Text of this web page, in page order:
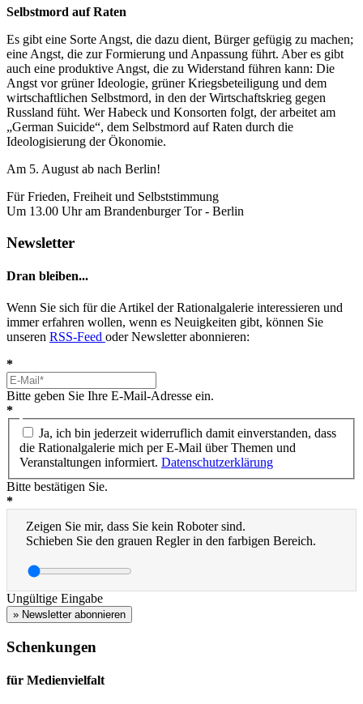
Selbstmord auf Raten
Es gibt eine Sorte Angst, die dazu dient, Bürger gefügig zu machen;
eine Angst, die zur Formierung und Anpassung führt. Aber es gibt
auch eine produktive Angst, die zu Widerstand führen kann: Die
Angst vor grüner Ideologie, grüner Kriegsbeteiligung und dem
wirtschaftlichen Selbstmord, in den der Wirtschaftskrieg gegen
Russland füht. Wer Habeck und Konsorten folgt, der arbeitet am
„German Suicide“, dem Selbstmord auf Raten durch die
Ideologisierung der Ökonomie.
Am 5. August ab nach Berlin!
Für Frieden, Freiheit und Selbststimmung
Um 13.00 Uhr am Brandenburger Tor - Berlin
Newsletter
Dran bleiben...
Wenn Sie sich für die Artikel der Rationalgalerie interessieren und
immer erfahren wollen, wenn es Neuigkeiten gibt, können Sie
unseren RSS-Feed oder Newsletter abonnieren:
*
Bitte geben Sie Ihre E-Mail-Adresse ein.
*
Ja, ich bin jederzeit widerruflich damit einverstanden, dass
die Rationalgalerie mich per E-Mail über Themen und
Veranstaltungen informiert. Datenschutzerklärung
Bitte bestätigen Sie.
*
Zeigen Sie mir, dass Sie kein Roboter sind.
Schieben Sie den grauen Regler in den farbigen Bereich.
Ungültige Eingabe
» Newsletter abonnieren
Schenkungen
für Medienvielfalt